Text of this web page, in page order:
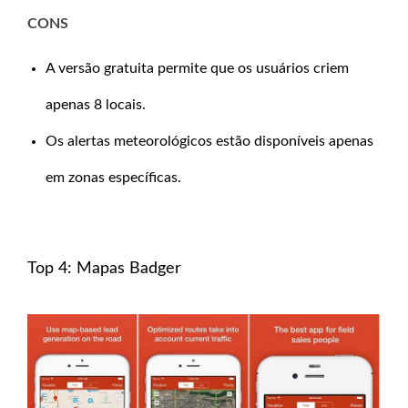
CONS
A versão gratuita permite que os usuários criem
apenas 8 locais.
Os alertas meteorológicos estão disponíveis apenas
em zonas específicas.
Top 4: Mapas Badger